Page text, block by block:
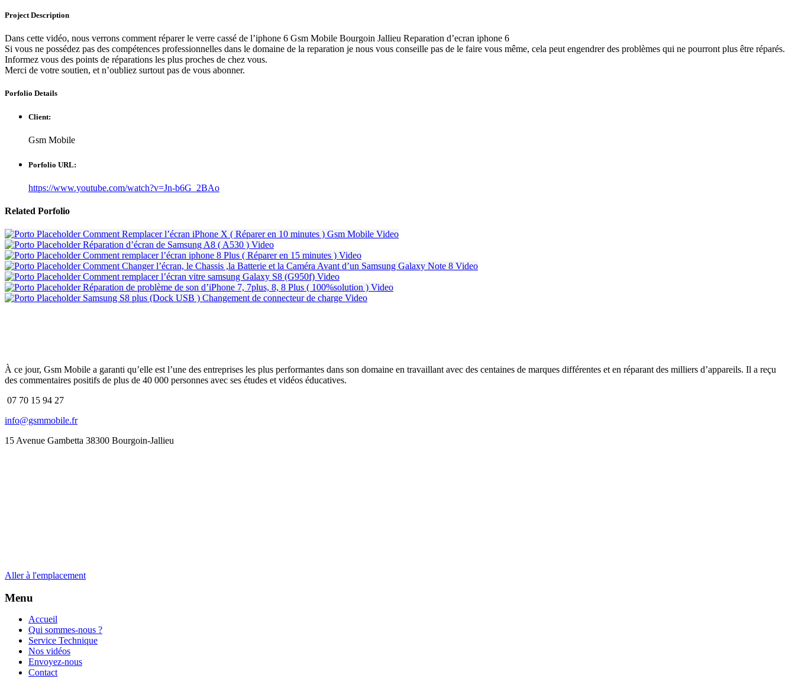
Project Description
Dans cette vidéo, nous verrons comment réparer le verre cassé de l’iphone 6 Gsm Mobile Bourgoin Jallieu Reparation d’ecran iphone 6
Si vous ne possédez pas des compétences professionnelles dans le domaine de la reparation je nous vous conseille pas de le faire vous même, cela peut engendrer des problèmes qui ne pourront plus être réparés.
Informez vous des points de réparations les plus proches de chez vous.
Merci de votre soutien, et n’oubliez surtout pas de vous abonner.
Porfolio Details
Client:
Gsm Mobile
Porfolio URL:
https://www.youtube.com/watch?v=Jn-b6G_2BAo
Related Porfolio
Comment Remplacer l’écran iPhone X ( Réparer en 10 minutes ) Gsm Mobile Video
Réparation d’écran de Samsung A8 ( A530 ) Video
Comment remplacer l’écran iphone 8 Plus ( Réparer en 15 minutes ) Video
Comment Changer l’écran, le Chassis ,la Batterie et la Caméra Avant d’un Samsung Galaxy Note 8 Video
Comment remplacer l’écran vitre samsung Galaxy S8 (G950f) Video
Réparation de problème de son d’iPhone 7, 7plus, 8, 8 Plus ( 100%solution ) Video
Samsung S8 plus (Dock USB ) Changement de connecteur de charge Video
À ce jour, Gsm Mobile a garanti qu’elle est l’une des entreprises les plus performantes dans son domaine en travaillant avec des centaines de marques différentes et en réparant des milliers d’appareils. Il a reçu
des commentaires positifs de plus de 40 000 personnes avec ses études et vidéos éducatives.
07 70 15 94 27
info@gsmmobile.fr
15 Avenue Gambetta 38300 Bourgoin-Jallieu
Aller à l'emplacement
Menu
Accueil
Qui sommes-nous ?
Service Technique
Nos vidéos
Envoyez-nous
Contact